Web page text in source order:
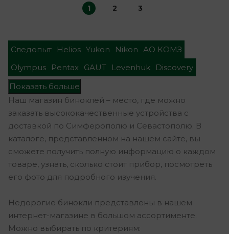
1 2 3
Следопыт Helios Yukon Nikon АО КОМЗ
Olympus
Pentax GAUT Levenhuk
Discovery
Показать больше
Наш магазин биноклей – место, где можно
заказать высококачественные устройства с
доставкой по Симферополю и Севастополю. В
каталоге, представленном на нашем сайте, вы
сможете получить полную информацию о каждом
товаре, узнать, сколько стоит прибор, посмотреть
его фото для подробного изучения.
Недорогие бинокли представлены в нашем
интернет-магазине в большом ассортименте.
Можно выбирать по критериям: